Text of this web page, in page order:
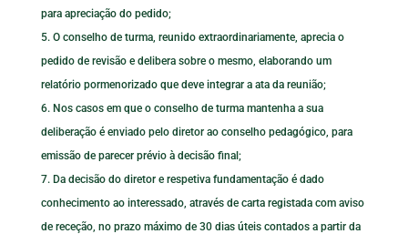
para apreciação do pedido;
O conselho de turma, reunido extraordinariamente, aprecia o
pedido de revisão e delibera sobre o mesmo, elaborando um
relatório pormenorizado que deve integrar a ata da reunião;
Nos casos em que o conselho de turma mantenha a sua
deliberação é enviado pelo diretor ao conselho pedagógico, para
emissão de parecer prévio à decisão final;
Da decisão do diretor e respetiva fundamentação é dado
conhecimento ao interessado, através de carta registada com aviso
de receção, no prazo máximo de 30 dias úteis contados a partir da